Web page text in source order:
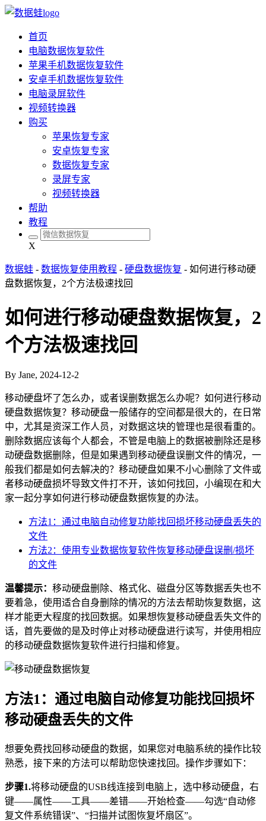
首页
电脑数据恢复软件
苹果手机数据恢复软件
安卓手机数据恢复软件
电脑录屏软件
视频转换器
购买
苹果恢复专家
安卓恢复专家
数据恢复专家
录屏专家
视频转换器
帮助
教程
X
数据蛙 - 数据恢复使用教程 - 硬盘数据恢复 - 如何进行移动硬
盘数据恢复，2个方法极速找回
如何进行移动硬盘数据恢复，2
个方法极速找回
By Jane, 2024-12-2
移动硬盘坏了怎么办，或者误删数据怎么办呢？如何进行移动
硬盘数据恢复？移动硬盘一般储存的空间都是很大的，在日常
中，尤其是资深工作人员，对数据这块的管理也是很看重的。
删除数据应该每个人都会，不管是电脑上的数据被删除还是移
动硬盘数据删除，但是如果遇到移动硬盘误删文件的情况，一
般我们都是如何去解决的？移动硬盘如果不小心删除了文件或
者移动硬盘损坏导致文件打不开，该如何找回，小编现在和大
家一起分享如何进行移动硬盘数据恢复的办法。
方法1：通过电脑自动修复功能找回损坏移动硬盘丢失的
文件
方法2：使用专业数据恢复软件恢复移动硬盘误删/损坏
的文件
温馨提示： 移动硬盘删除、格式化、磁盘分区等数据丢失也不
要着急，使用适合自身删除的情况的方法去帮助恢复数据，这
样才能更大程度的找回数据。如果想恢复移动硬盘丢失文件的
话，首先要做的是及时停止对移动硬盘进行读写，并使用相应
的移动硬盘数据恢复软件进行扫描和修复。
方法1：通过电脑自动修复功能找回损坏
移动硬盘丢失的文件
想要免费找回移动硬盘的数据，如果您对电脑系统的操作比较
熟悉，接下来的方法可以帮助您快速找回。操作步骤如下：
步骤1.将移动硬盘的USB线连接到电脑上，选中移动硬盘，右
键——属性——工具——差错——开始检查——勾选“自动修
复文件系统错误”、“扫描并试图恢复坏扇区”。